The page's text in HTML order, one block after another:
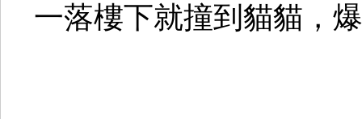
一落樓下就撞到貓貓，